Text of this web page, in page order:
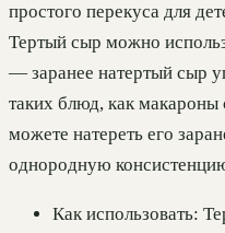
простого перекуса для
Тертый сыр можно
— заранее натертый сыр
таких блюд, как
можете натереть его
однородную
Как использовать: